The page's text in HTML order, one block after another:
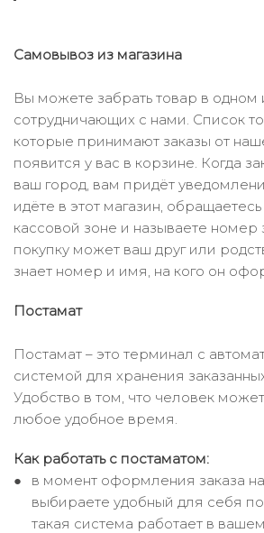
Самовывоз из магазина
Вы можете забрать товар в одном
сотрудничающих с нами. Список
которые принимают заказы от
появится у вас в корзине. Когда
ваш город, вам придёт
идёте в этот магазин, обращаетесь
кассовой зоне и называете номер
покупку может ваш друг или
знает номер и имя, на кого он
Постамат
Постамат – это терминал с
системой для хранения
Удобство в том, что человек может
любое удобное время.
Как работать с постаматом:
в момент оформления заказа
выбираете удобный для себя
такая система работает в